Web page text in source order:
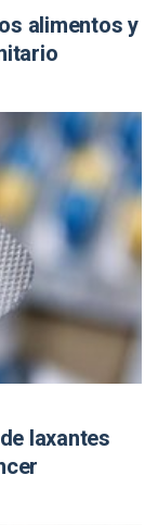
alimentos y
laxantes